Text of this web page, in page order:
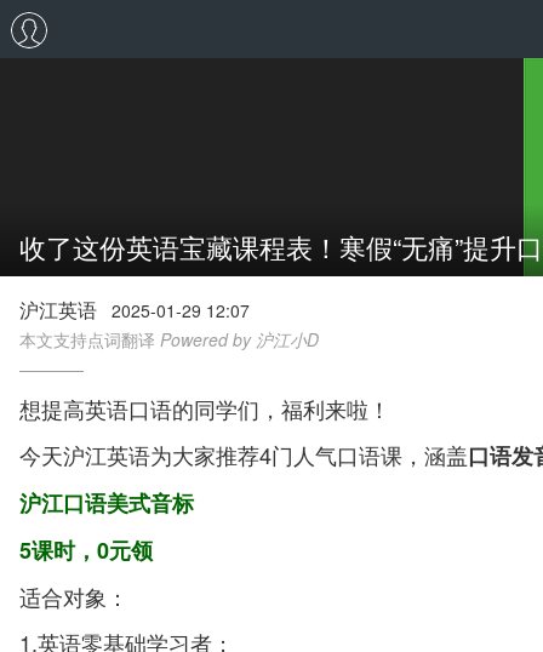
收了这份英语宝藏课程表！寒假“无痛”提升
沪江英语 2025-01-29 12:07
本文支持点词翻译 Powered by 沪江小D
想提高英语口语的同学们，福利来啦！
今天沪江英语为大家推荐4门人气口语课，涵盖口语发
沪江口语美式音标
5课时，0元领
适合对象：
1.英语零基础学习者；